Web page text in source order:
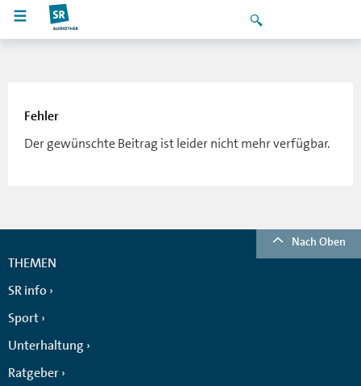
Fehler
Der gewünschte Beitrag ist leider nicht mehr verfügbar.
Nach Oben
THEMEN
SR info
Sport
Unterhaltung
Ratgeber